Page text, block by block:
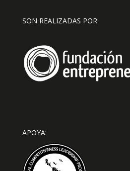
SON REALIZADAS POR:
APOYA: